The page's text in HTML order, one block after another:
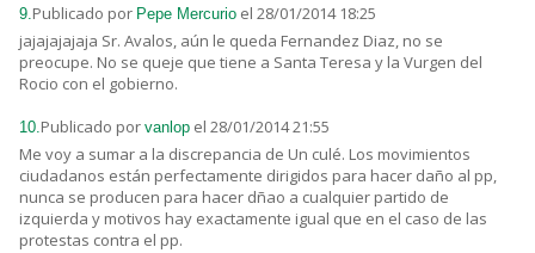
9.Publicado por Pepe Mercurio el 28/01/2014 18:25
jajajajajaja Sr. Avalos, aún le queda Fernandez Diaz, no se
preocupe. No se queje que tiene a Santa Teresa y la Vurgen del
Rocio con el gobierno.
10.Publicado por vanlop el 28/01/2014 21:55
Me voy a sumar a la discrepancia de Un culé. Los movimientos
ciudadanos están perfectamente dirigidos para hacer daño al pp,
nunca se producen para hacer dñao a cualquier partido de
izquierda y motivos hay exactamente igual que en el caso de las
protestas contra el pp.